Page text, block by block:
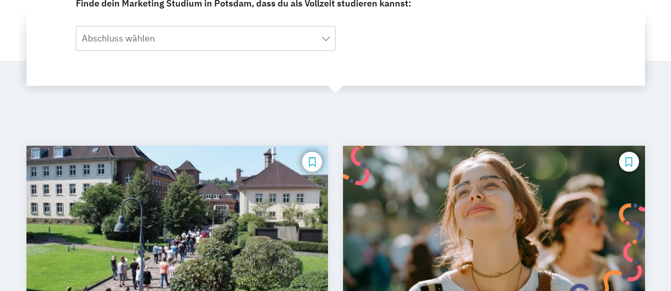
Finde dein Marketing Studium in Potsdam, dass du als Vollzeit studieren kannst:
Abschluss wählen